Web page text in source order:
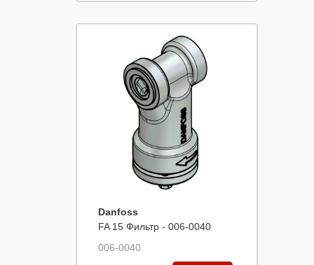
Danfoss
FA 15 Фильтр - 006-0040
006-0040